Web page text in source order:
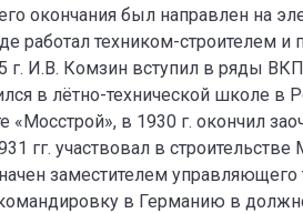
окончания был направлен на
работал техником-строителем и
г. И.В. Комзин вступил в ряды
в лётно-технической школе в
«Мосстрой», в 1930 г. окончил
гг. участвовал в строительстве
заместителем
в Германию в